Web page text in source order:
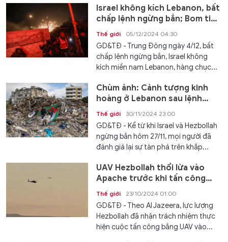
Israel không kích Lebanon, bất
chấp lệnh ngừng bắn; Bom tiếp
tục rơi ở Gaza
Thế giới 05/12/2024 04:30
GD&TĐ - Trung Đông ngày 4/12, bất
chấp lệnh ngừng bắn, Israel không
kích miền nam Lebanon, hàng chục...
Chùm ảnh: Cảnh tượng kinh
hoàng ở Lebanon sau lệnh
ngừng bắn
Thế giới 30/11/2024 23:00
GD&TĐ - Kể từ khi Israel và Hezbollah
ngừng bắn hôm 27/11, mọi người đã
đánh giá lại sự tàn phá trên khắp...
UAV Hezbollah thổi lửa vào
Apache trước khi tấn công
nhà riêng ông Netanyahu
Thế giới 23/10/2024 01:00
GD&TĐ - Theo Al Jazeera, lực lượng
Hezbollah đã nhận trách nhiệm thực
hiện cuộc tấn công bằng UAV vào...